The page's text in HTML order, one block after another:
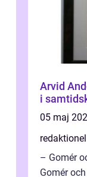
Arvid
i
05 maj
redaktionel
– Gomér
Gomér